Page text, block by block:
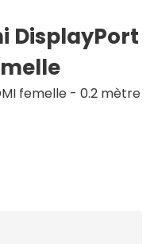
DisplayPort
femelle - 0.2 mètre